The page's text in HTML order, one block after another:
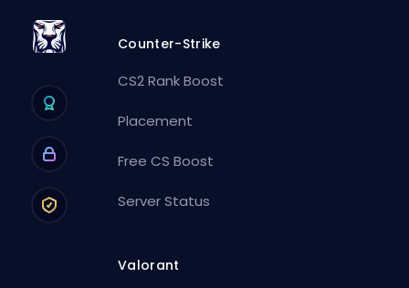
Counter-Strike
CS2 Rank Boost
Placement
Free CS Boost
Server Status
Valorant